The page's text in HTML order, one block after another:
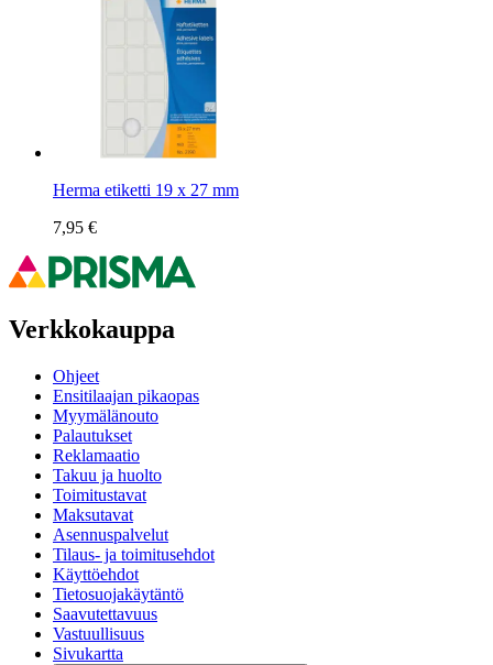
Herma etiketti 19 x 27 mm
7,95 €
Verkkokauppa
Ohjeet
Ensitilaajan pikaopas
Myymälänouto
Palautukset
Reklamaatio
Takuu ja huolto
Toimitustavat
Maksutavat
Asennuspalvelut
Tilaus- ja toimitusehdot
Käyttöehdot
Tietosuojakäytäntö
Saavutettavuus
Vastuullisuus
Sivukartta